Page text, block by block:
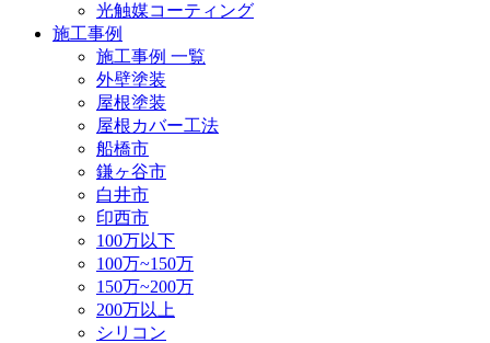
光触媒コーティング
施工事例
施工事例 一覧
外壁塗装
屋根塗装
屋根カバー工法
船橋市
鎌ヶ谷市
白井市
印西市
100万以下
100万~150万
150万~200万
200万以上
シリコン